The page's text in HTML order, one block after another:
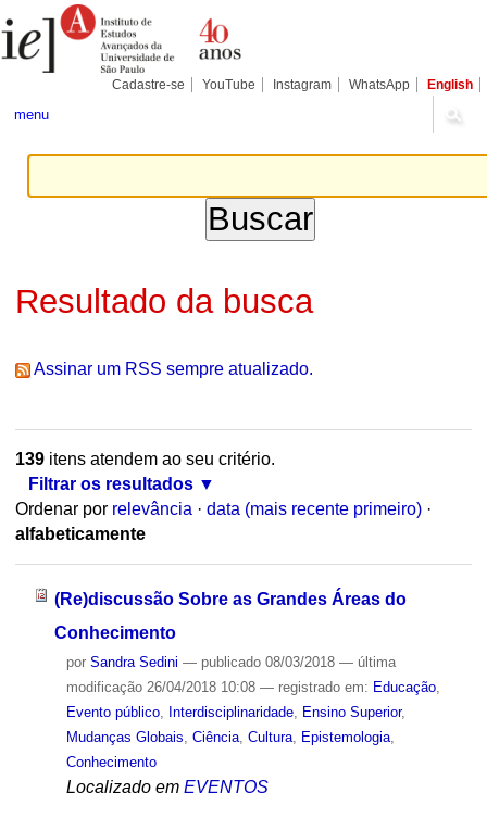
para
conteúdo.
Pessoais
Cadastre-se YouTube Instagram WhatsApp English
menu
Resultado da busca
Assinar um RSS sempre atualizado.
139itens atendem ao seu critério.
Filtrar os resultados
Ordenar por relevância · data (mais recente primeiro) ·
alfabeticamente
(Re)discussão Sobre as Grandes Áreas do
Conhecimento
por Sandra Sedini — publicado08/03/2018 — última
modificação26/04/2018 10:08 — registrado em: Educação,
Evento público, Interdisciplinaridade, Ensino Superior,
Mudanças Globais Ciência, Cultura, Epistemologia,
Conhecimento
Localizado em EVENTOS